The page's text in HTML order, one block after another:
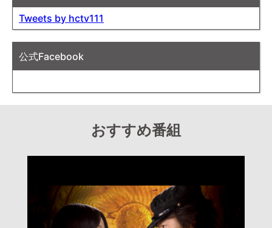
Tweets by hctv111
公式Facebook
おすすめ番組